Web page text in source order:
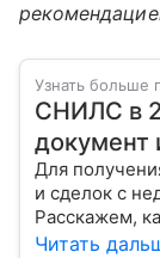
Узнать больше
СНИЛС в
документ
Для
и сделок с
Расскажем,
и что делать
Читать